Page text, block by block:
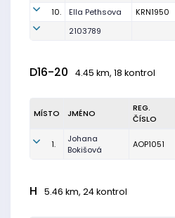
10. Ella Pethsova KRN1950
2103789
D16-20 4.45 km, 18 kontrol
MÍSTO JMÉNO
REG.
ČÍSLO
1.
Johana
Bokišová
AOP1051
H 5.46 km, 24 kontrol